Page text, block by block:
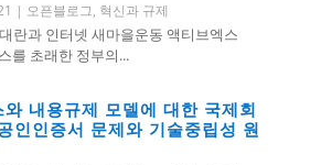
| 오픈블로그, 혁신과 규제
란과 인터넷 새마을운동 액티브엑스
를 초래한 정부의...
내용규제 모델에 대한 국제회
인인증서 문제와 기술중립성 원